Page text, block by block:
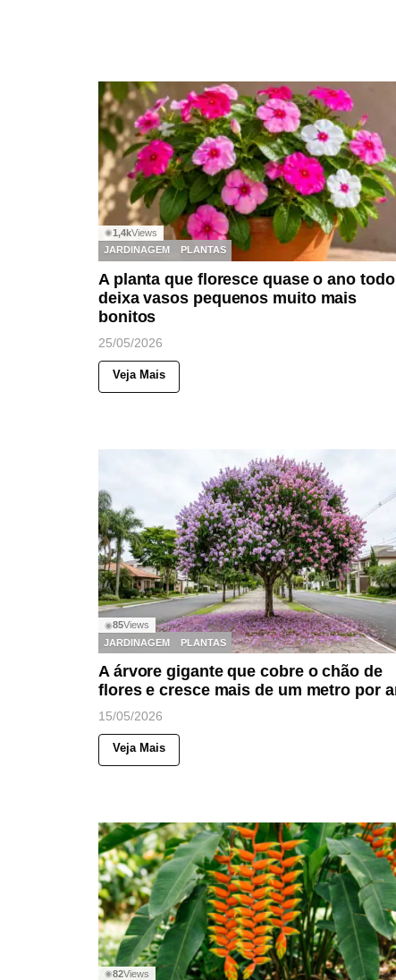
◉1,4kViews
JARDINAGEM
PLANTAS
A planta que floresce quase o ano
deixa vasos pequenos muito mais
bonitos
25/05/2026
Veja Mais
◉85Views
JARDINAGEM
PLANTAS
A árvore gigante que cobre o chão de
flores e cresce mais de um metro por
15/05/2026
Veja Mais
◉82Views